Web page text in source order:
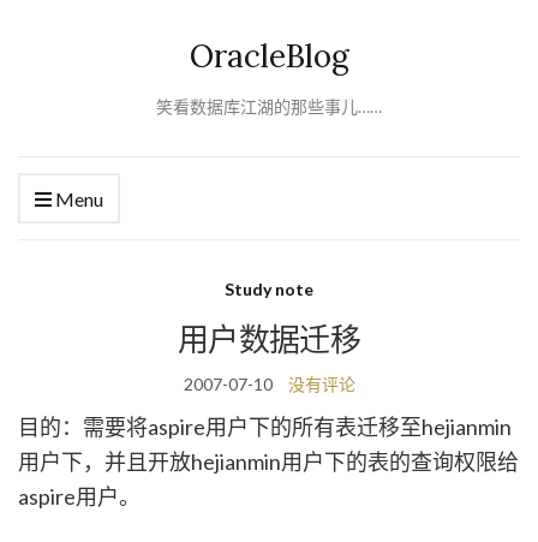
OracleBlog
笑看数据库江湖的那些事儿……
Menu
Study note
用户数据迁移
2007-07-10 没有评论
目的：需要将aspire用户下的所有表迁移至hejianmin
用户下，并且开放hejianmin用户下的表的查询权限给
aspire用户。